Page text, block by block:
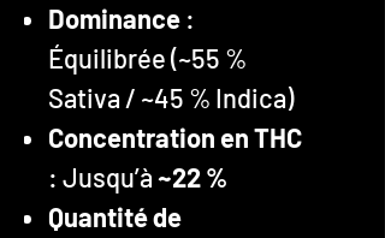
Dominance :
Équilibrée (~55 %
Sativa / ~45 % Indica)
Concentration en THC
: Jusqu’à~22 %
Quantité de